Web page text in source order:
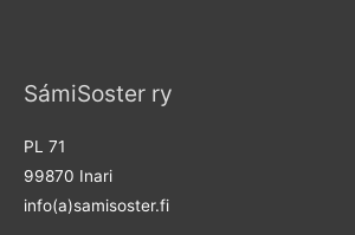
h
o
SámiSoster ry
PL 71
99870 Inari
info(a)samisoster.fi